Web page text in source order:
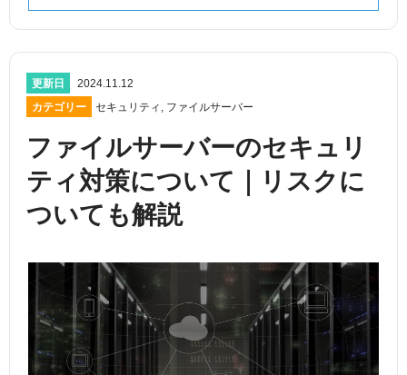
更新日
2024.11.12
カテゴリー
セキュリティ , ファイルサーバー
ファイルサーバーのセキュリ
ティ対策について｜リスクに
ついても解説